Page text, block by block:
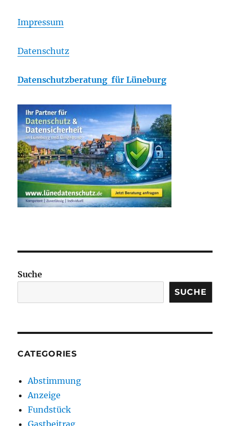
Impressum
Datenschutz
Datenschutzberatung für Lüneburg
Suche
SUCHE
CATEGORIES
Abstimmung
Anzeige
Fundstück